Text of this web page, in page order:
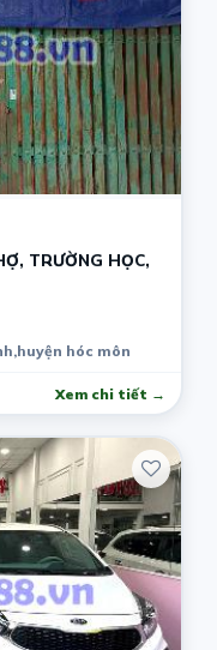
TRƯỜNG HỌC,
hóc môn
Xem chi tiết →